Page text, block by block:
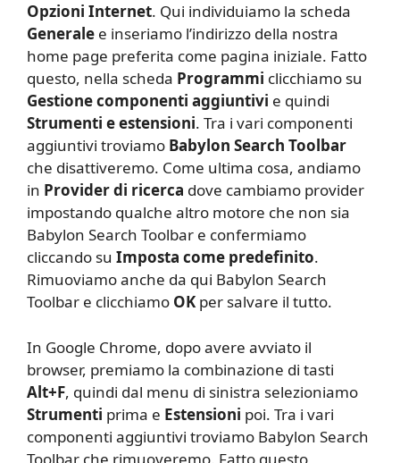
Opzioni Internet. Qui individuiamo la scheda
Generale e inseriamo l’indirizzo della nostra
home page preferita come pagina iniziale. Fatto
questo, nella scheda Programmi clicchiamo su
Gestione componenti aggiuntivi e quindi
Strumenti e estensioni. Tra i vari componenti
aggiuntivi troviamo Babylon Search Toolbar
che disattiveremo. Come ultima cosa, andiamo
in Provider di ricerca dove cambiamo provider
impostando qualche altro motore che non sia
Babylon Search Toolbar e confermiamo
cliccando su Imposta come predefinito.
Rimuoviamo anche da qui Babylon Search
Toolbar e clicchiamo OK per salvare il tutto.
In Google Chrome, dopo avere avviato il
browser, premiamo la combinazione di tasti
Alt+F, quindi dal menu di sinistra selezioniamo
Strumenti prima e Estensioni poi. Tra i vari
componenti aggiuntivi troviamo Babylon Search
Toolbar che rimuoveremo. Fatto questo,